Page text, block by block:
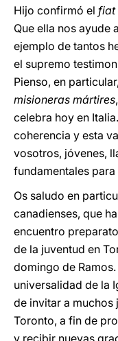
Hijo confirmó el fiat
Que ella nos ayude
ejemplo de tantos
el supremo
Pienso, en
misioneras mártires
celebra hoy en
coherencia y esta
vosotros, jóvenes,
fundamentales
Os saludo en
canadienses, que
encuentro
de la juventud en
domingo de
universalidad de la
de invitar a muchos
Toronto, a fin de
y recibir nuevas